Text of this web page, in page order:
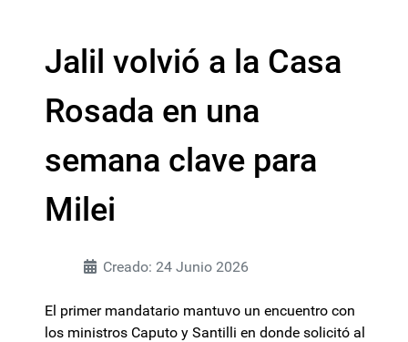
Jalil volvió a la Casa
Rosada en una
semana clave para
Milei
Creado: 24 Junio 2026
El primer mandatario mantuvo un encuentro con
los ministros Caputo y Santilli en donde solicitó al